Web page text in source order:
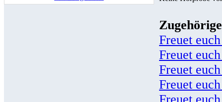
Freuet
Freuet
Freuet
Freuet